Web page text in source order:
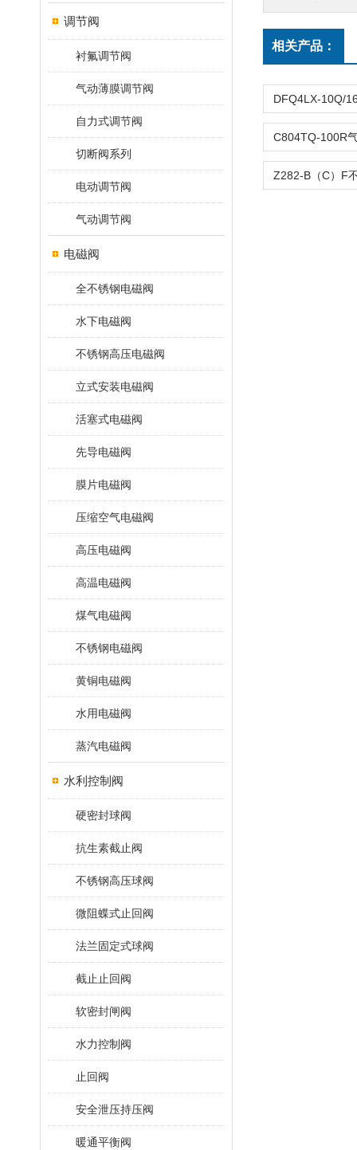
调节阀
衬氟调节阀
气动薄膜调节阀
自力式调节阀
切断阀系列
电动调节阀
气动调节阀
电磁阀
全不锈钢电磁阀
水下电磁阀
不锈钢高压电磁阀
立式安装电磁阀
活塞式电磁阀
先导电磁阀
膜片电磁阀
压缩空气电磁阀
高压电磁阀
高温电磁阀
煤气电磁阀
不锈钢电磁阀
黄铜电磁阀
水用电磁阀
蒸汽电磁阀
水利控制阀
硬密封球阀
抗生素截止阀
不锈钢高压球阀
微阻蝶式止回阀
法兰固定式球阀
截止止回阀
软密封闸阀
水力控制阀
止回阀
安全泄压持压阀
暖通平衡阀
相关产品：